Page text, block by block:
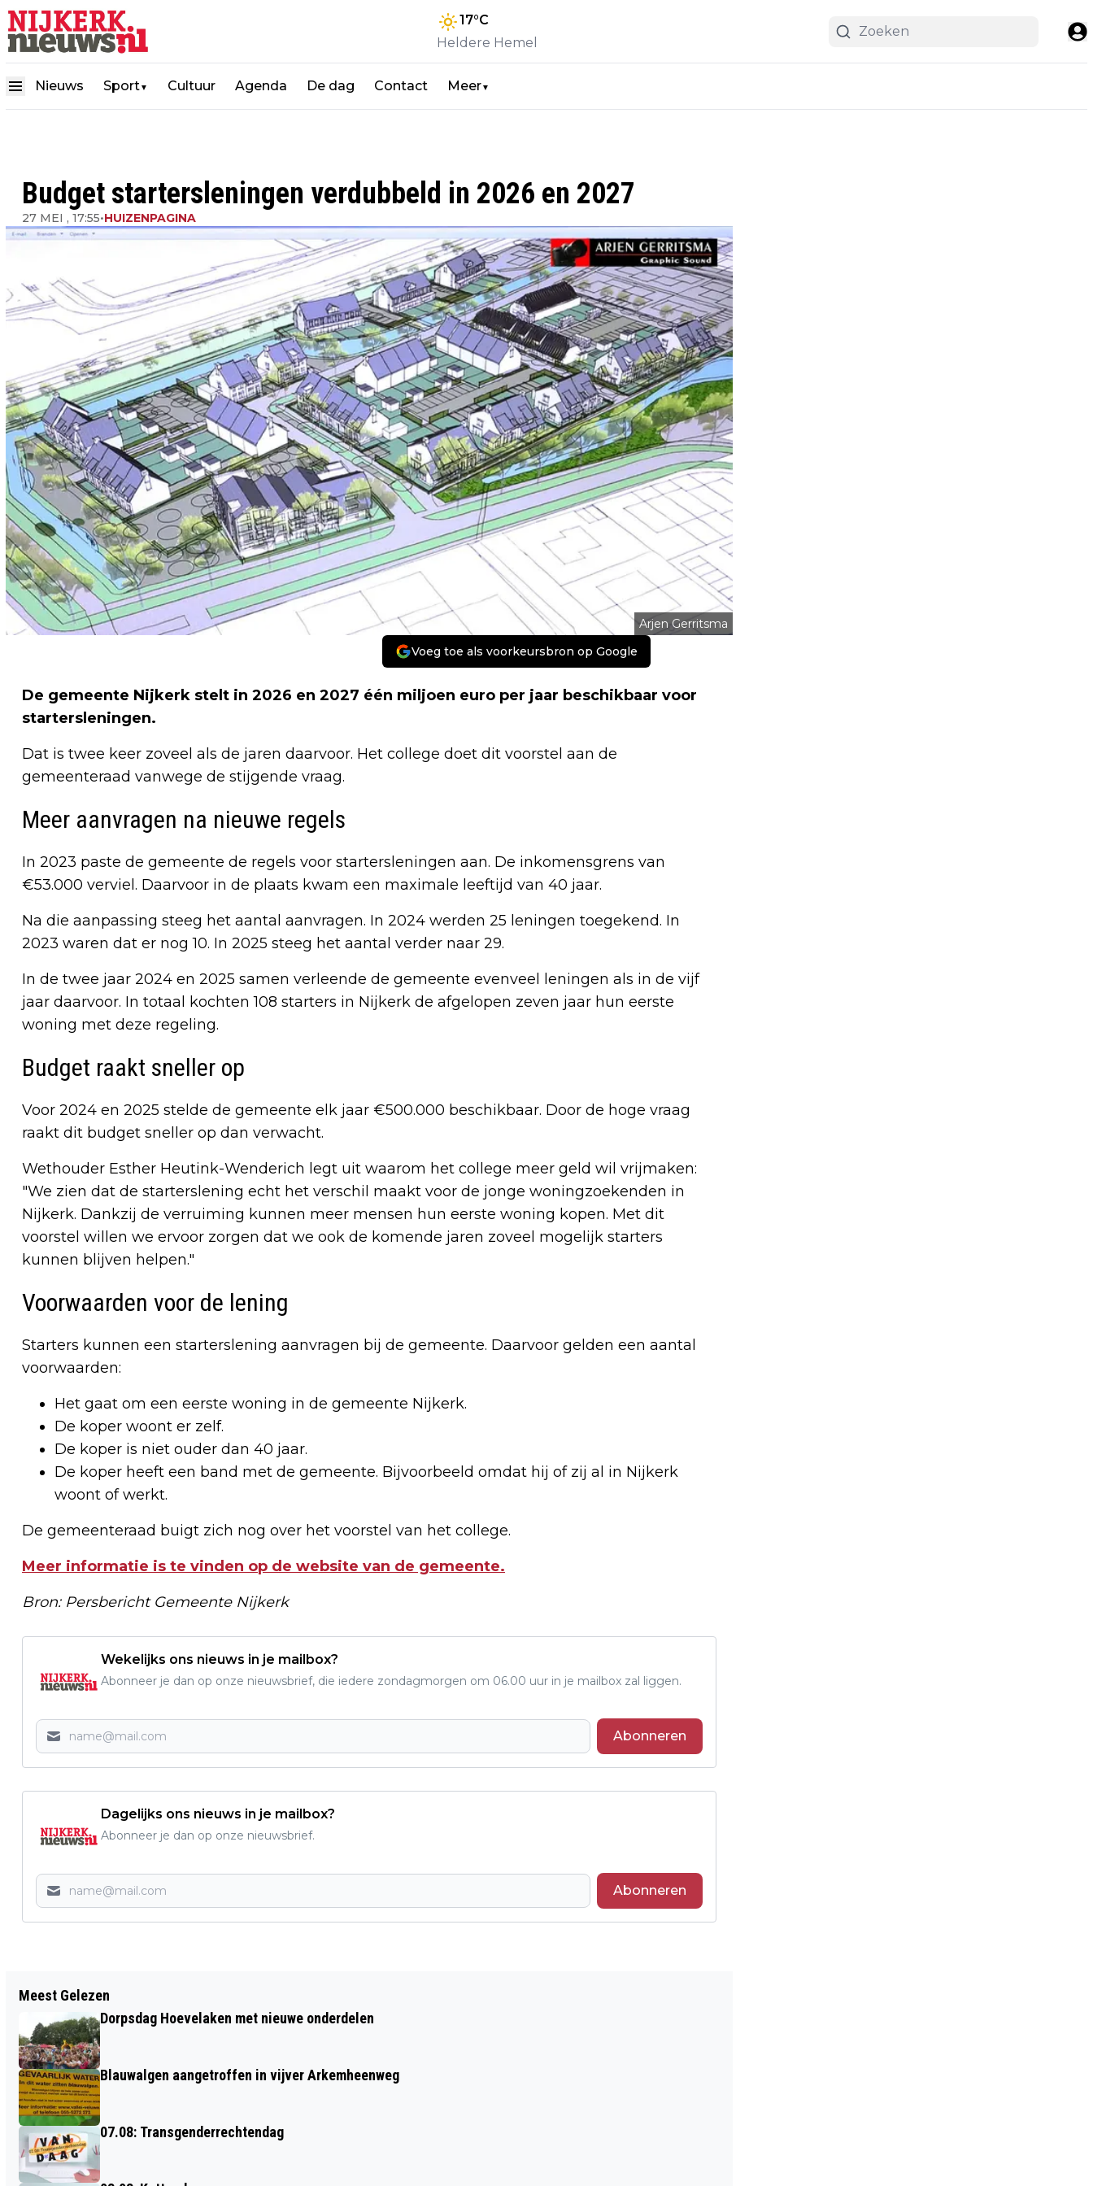
17°C
Heldere Hemel
Nieuws Sport▼ Cultuur Agenda De dag Contact Meer▼
Budget startersleningen verdubbeld in 2026 en 2027
27 MEI , 17:55•HUIZENPAGINA
Arjen Gerritsma
Voeg toe als voorkeursbron op Google
De gemeente Nijkerk stelt in 2026 en 2027 één miljoen euro per jaar beschikbaar voor
startersleningen.
Dat is twee keer zoveel als de jaren daarvoor. Het college doet dit voorstel aan de
gemeenteraad vanwege de stijgende vraag.
Meer aanvragen na nieuwe regels
In 2023 paste de gemeente de regels voor startersleningen aan. De inkomensgrens van
€53.000 verviel. Daarvoor in de plaats kwam een maximale leeftijd van 40 jaar.
Na die aanpassing steeg het aantal aanvragen. In 2024 werden 25 leningen toegekend. In
2023 waren dat er nog 10. In 2025 steeg het aantal verder naar 29.
In de twee jaar 2024 en 2025 samen verleende de gemeente evenveel leningen als in de vijf
jaar daarvoor. In totaal kochten 108 starters in Nijkerk de afgelopen zeven jaar hun eerste
woning met deze regeling.
Budget raakt sneller op
Voor 2024 en 2025 stelde de gemeente elk jaar €500.000 beschikbaar. Door de hoge vraag
raakt dit budget sneller op dan verwacht.
Wethouder Esther Heutink-Wenderich legt uit waarom het college meer geld wil vrijmaken:
"We zien dat de starterslening echt het verschil maakt voor de jonge woningzoekenden in
Nijkerk. Dankzij de verruiming kunnen meer mensen hun eerste woning kopen. Met dit
voorstel willen we ervoor zorgen dat we ook de komende jaren zoveel mogelijk starters
kunnen blijven helpen."
Voorwaarden voor de lening
Starters kunnen een starterslening aanvragen bij de gemeente. Daarvoor gelden een aantal
voorwaarden:
Het gaat om een eerste woning in de gemeente Nijkerk.
De koper woont er zelf.
De koper is niet ouder dan 40 jaar.
De koper heeft een band met de gemeente. Bijvoorbeeld omdat hij of zij al in Nijkerk
woont of werkt.
De gemeenteraad buigt zich nog over het voorstel van het college.
Meer informatie is te vinden op de website van de gemeente.
Bron: Persbericht Gemeente Nijkerk
Wekelijks ons nieuws in je mailbox?
Abonneer je dan op onze nieuwsbrief, die iedere zondagmorgen om 06.00 uur in je mailbox zal liggen.
Abonneren
Dagelijks ons nieuws in je mailbox?
Abonneer je dan op onze nieuwsbrief.
Abonneren
WIE IS DE GROOTSTE VOETBALKENNER
VAN ONZE GEMEENTE?
Meest Gelezen
Dorpsdag Hoevelaken met nieuwe onderdelen
Blauwalgen aangetroffen in vijver Arkemheenweg
07.08: Transgenderrechtendag